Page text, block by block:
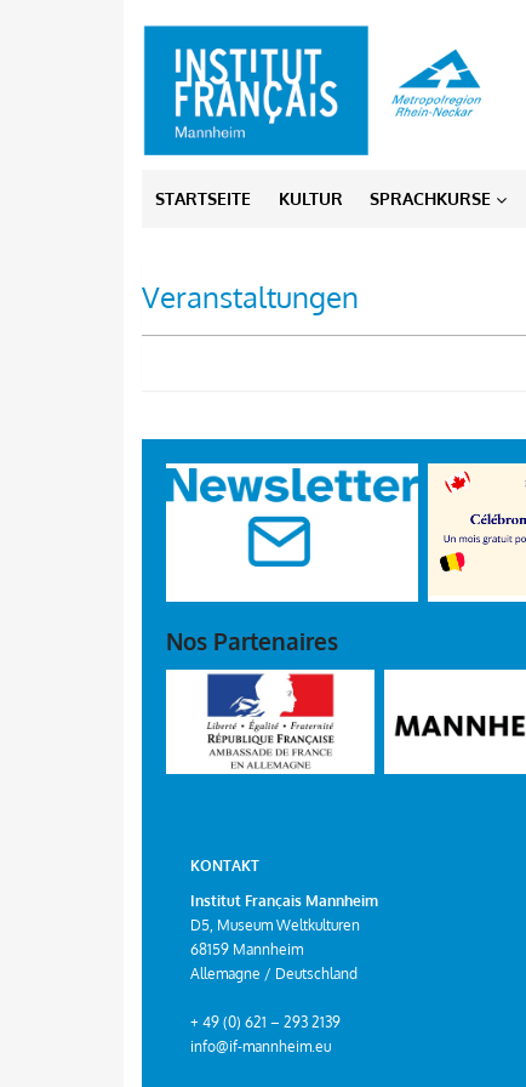
content
STARTSEITE KULTUR SPRACHKURSE
Veranstaltungen
Nos Partenaires
KONTAKT
Institut Français Mannheim
D5, Museum Weltkulturen
68159 Mannheim
Allemagne / Deutschland
+ 49 (0) 621 – 293 2139
info@if-mannheim.eu